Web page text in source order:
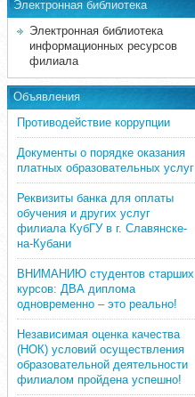
Электронная библиотека
Электронная библиотека
информационных ресурсов
филиала
Объявления
Противодействие коррупции
Документы о порядке оказания
платных образовательных услуг
Реквизиты банка для оплаты
обучения и других услуг
филиала КубГУ в г. Славянске-
на-Кубани
ВНИМАНИЮ студентов старших
курсов: ДВА диплома
одновременно – это реально!
Независимая оценка качества
(НОК) условий осуществления
образовательной деятельности
филиалом пройдена успешно!